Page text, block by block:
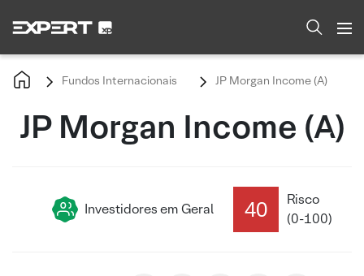
Fundos Internacionais JP Morgan Income (A)
JP Morgan Income (A)
Investidores em Geral 40
Risco
(0-100)